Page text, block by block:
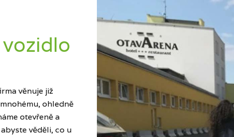
věnuje již
ohledně
otevřeně a
věděli, co u